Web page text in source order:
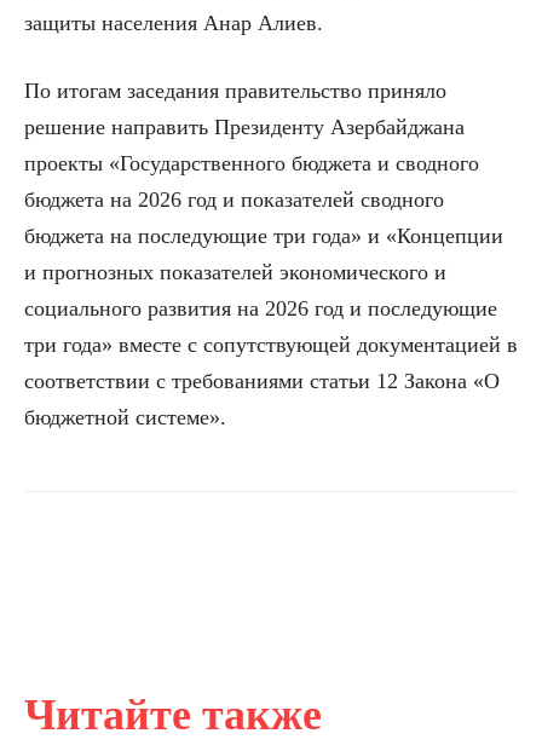
Читайте также
защиты населения Анар Алиев.
По итогам заседания правительство приняло
решение направить Президенту Азербайджана
проекты «Государственного бюджета и сводного
бюджета на 2026 год и показателей сводного
бюджета на последующие три года» и «Концепции
и прогнозных показателей экономического и
социального развития на 2026 год и последующие
три года» вместе с сопутствующей документацией в
соответствии с требованиями статьи 12 Закона «О
бюджетной системе».